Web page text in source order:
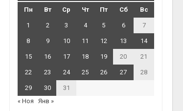
Пн Вт Ср Чт Пт Сб Вс
1 2 3 4 5 6 7
8 9 10 11 12 13 14
15 16 17 18 19 20 21
22 23 24 25 26 27 28
29 30
31
« Ноя
Янв »